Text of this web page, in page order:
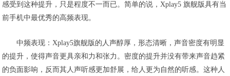
感受到这种提升，只是程度不一而已。简单的说，Xplay5 旗舰版具有当
前手机中最优秀的高频表现。
中频表现 ：Xplay5旗舰版的人声醇厚，形态清晰，声音密度有明显
的提升，使得声音更具亲和力和张力。密度的提升并没有带来声音趋紧
的负面影响，反而其人声听感更加舒展，给人更为自然的听感。这种人